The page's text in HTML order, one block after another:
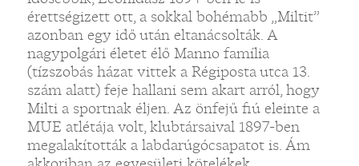
érettségizett ott, a sokkal bohémabb „Miltit”
azonban egy idő után eltanácsolták. A
nagypolgári életet élő Manno família
(tízszobás házat vittek a Régiposta utca 13.
szám alatt) feje hallani sem akart arról, hogy
Milti a sportnak éljen. Az önfejű fiú eleinte a
MUE atlétája volt, klubtársaival 1897-ben
megalakították a labdarúgócsapatot is. Ám